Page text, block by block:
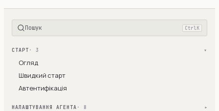
Пошук Ctrl K
СТАРТ · 3 ▾
Огляд
Швидкий старт
Автентифікація
НАЛАШТУВАННЯ АГЕНТА · 8 ▾